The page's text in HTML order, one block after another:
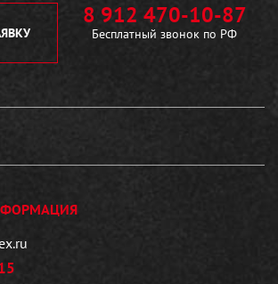
8 912 470-10-87
Бесплатный звонок по РФ